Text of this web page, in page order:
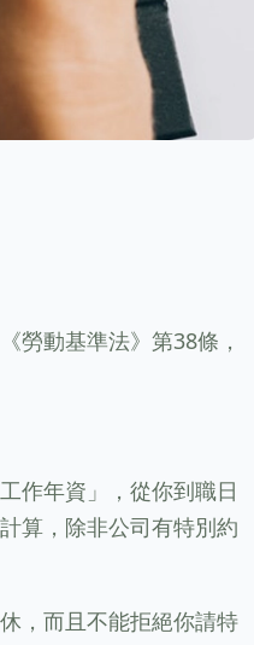
勞動基準法》第38條，
作年資」，從你到職日
算，除非公司有特別約
，而且不能拒絕你請特